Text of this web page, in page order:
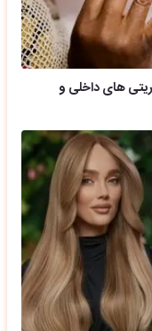
های داخلی و